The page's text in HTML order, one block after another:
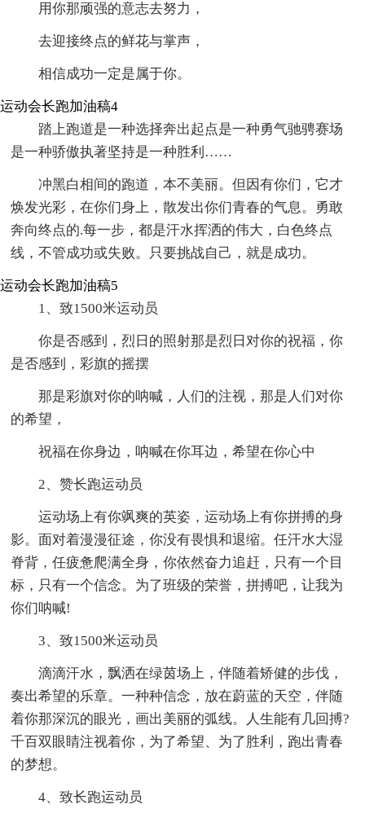
用你那顽强的意志去努力，
去迎接终点的鲜花与掌声，
相信成功一定是属于你。
运动会长跑加油稿4
踏上跑道是一种选择奔出起点是一种勇气驰骋赛场
是一种骄傲执著坚持是一种胜利……
冲黑白相间的跑道，本不美丽。但因有你们，它才
焕发光彩，在你们身上，散发出你们青春的气息。勇敢
奔向终点的.每一步，都是汗水挥洒的伟大，白色终点
线，不管成功或失败。只要挑战自己，就是成功。
运动会长跑加油稿5
1、致1500米运动员
你是否感到，烈日的照射那是烈日对你的祝福，你
是否感到，彩旗的摇摆
那是彩旗对你的呐喊，人们的注视，那是人们对你
的希望，
祝福在你身边，呐喊在你耳边，希望在你心中
2、赞长跑运动员
运动场上有你飒爽的英姿，运动场上有你拼搏的身
影。面对着漫漫征途，你没有畏惧和退缩。任汗水大湿
脊背，任疲惫爬满全身，你依然奋力追赶，只有一个目
标，只有一个信念。为了班级的荣誉，拼搏吧，让我为
你们呐喊!
3、致1500米运动员
滴滴汗水，飘洒在绿茵场上，伴随着矫健的步伐，
奏出希望的乐章。一种种信念，放在蔚蓝的天空，伴随
着你那深沉的眼光，画出美丽的弧线。人生能有几回搏?
千百双眼睛注视着你，为了希望、为了胜利，跑出青春
的梦想。
4、致长跑运动员